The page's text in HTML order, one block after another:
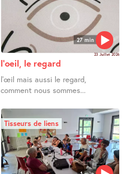
27 min
23 Juillet 2026
l’oeil, le regard
l’œil mais aussi le regard,
comment nous sommes...
Tisseurs de liens